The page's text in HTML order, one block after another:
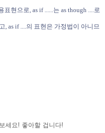
현으로, as if ......는 as though ....로
, as if ....의 표현은 가정법이 아니므
세요! 좋아할 겁니다!